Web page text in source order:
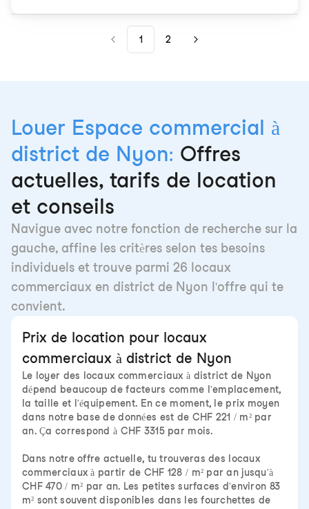
1 2
Louer Espace commercial à
district de Nyon: Offres
actuelles, tarifs de location
et conseils
Navigue avec notre fonction de recherche sur la
gauche, affine les critères selon tes besoins
individuels et trouve parmi 26 locaux
commerciaux en district de Nyon l'offre qui te
convient.
Prix de location pour locaux
commerciaux à district de Nyon
Le loyer des locaux commerciaux à district de Nyon
dépend beaucoup de facteurs comme l'emplacement,
la taille et l'équipement. En ce moment, le prix moyen
dans notre base de données est de CHF 221 / m² par
an. Ça correspond à CHF 3315 par mois.
Dans notre offre actuelle, tu trouveras des locaux
commerciaux à partir de CHF 128 / m² par an jusqu'à
CHF 470 / m² par an. Les petites surfaces d'environ 83
m² sont souvent disponibles dans les fourchettes de